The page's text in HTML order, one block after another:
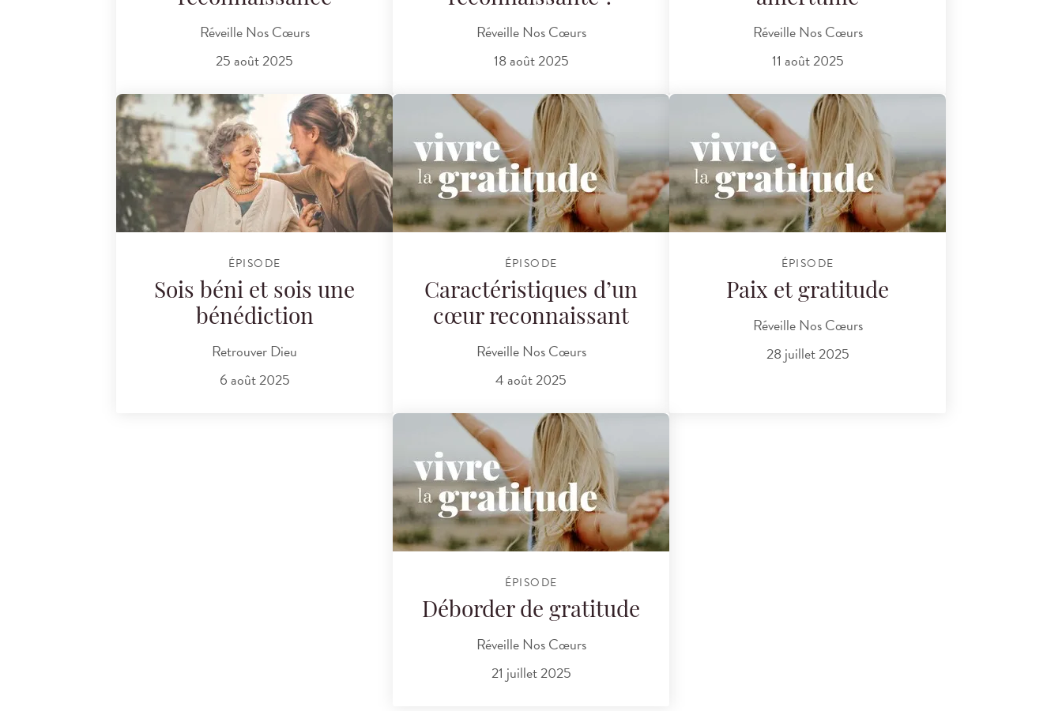
Réveille Nos Cœurs
25 août 2025
Réveille Nos Cœurs
18 août 2025
Réveille Nos Cœurs
11 août 2025
ÉPISODE
Sois béni et sois une
bénédiction
Retrouver Dieu
6 août 2025
ÉPISODE
Caractéristiques d’un
cœur reconnaissant
Réveille Nos Cœurs
4 août 2025
ÉPISODE
Paix et gratitude
Réveille Nos Cœurs
28 juillet 2025
ÉPISODE
Déborder de gratitude
Réveille Nos Cœurs
21 juillet 2025